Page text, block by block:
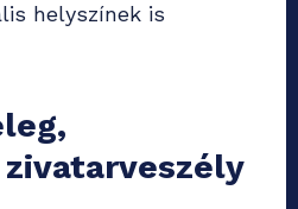
helyszínek is